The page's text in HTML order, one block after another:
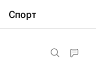
Спорт